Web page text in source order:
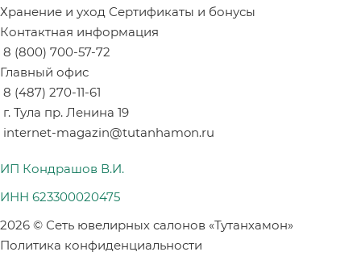
Хранение и уход Сертификаты и бонусы
Контактная информация
8 (800) 700-57-72
Главный офис
8 (487) 270-11-61
г. Тула пр. Ленина 19
internet-magazin@tutanhamon.ru
ИП Кондрашов В.И.
ИНН 623300020475
2026 © Сеть ювелирных салонов «Тутанхамон»
Политика конфиденциальности